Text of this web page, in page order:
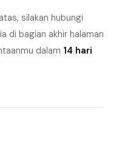
silakan hubungi
di bagian akhir halaman
dalam 14 hari